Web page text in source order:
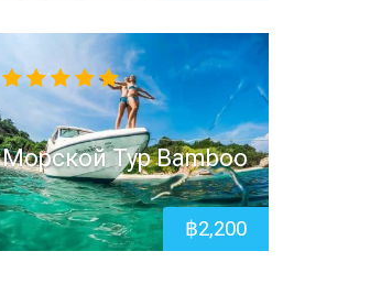
5.00out
of 5
Морской Тур Bamboo
฿2,200